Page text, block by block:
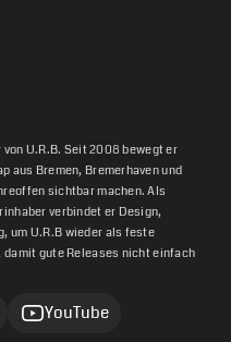
U.R.B. Seit 2008 bewegt er
aus Bremen, Bremerhaven und
sichtbar machen. Als
verbindet er Design,
um U.R.B wieder als feste
gute Releases nicht einfach
YouTube